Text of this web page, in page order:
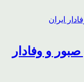
و وفادار